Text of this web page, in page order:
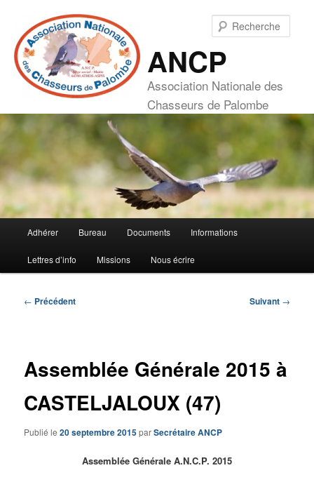
contenu
principal
ANCP
Association Nationale des
Chasseurs de Palombe
principal
Adhérer Bureau Documents Informations
Lettres d’info Missions Nous écrire
Navigation
← Précédent Suivant →
Assemblée Générale 2015 à
CASTELJALOUX (47)
Publié le20 septembre 2015parSecrétaire ANCP
Assemblée Générale A.N.C.P. 2015